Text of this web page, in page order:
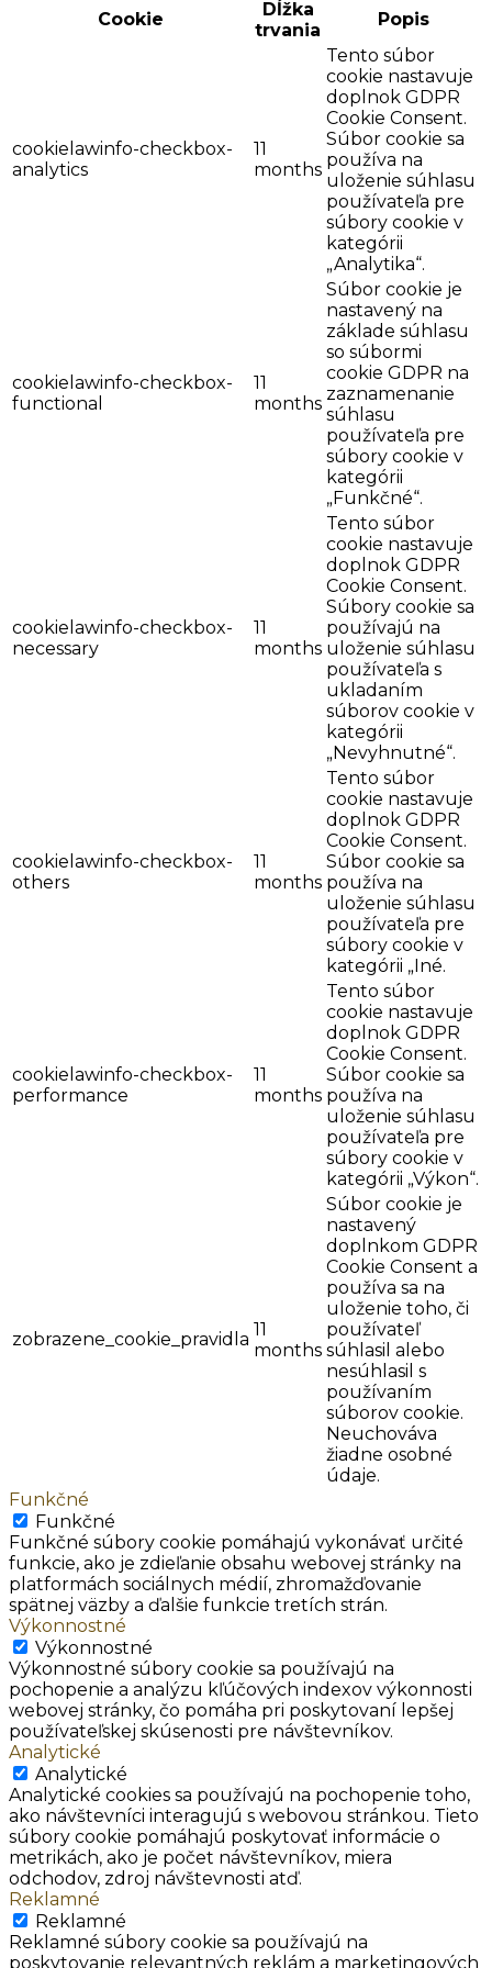
Cookie
Dĺžka
trvania
Popis
cookielawinfo-checkbox-
analytics
11
months
Tento súbor
cookie nastavuje
doplnok GDPR
Cookie Consent.
Súbor cookie sa
používa na
uloženie súhlasu
používateľa pre
súbory cookie v
kategórii
„Analytika“.
cookielawinfo-checkbox-
functional
11
months
Súbor cookie je
nastavený na
základe súhlasu
so súbormi
cookie GDPR na
zaznamenanie
súhlasu
používateľa pre
súbory cookie v
kategórii
„Funkčné“.
cookielawinfo-checkbox-
necessary
11
months
Tento súbor
cookie nastavuje
doplnok GDPR
Cookie Consent.
Súbory cookie sa
používajú na
uloženie súhlasu
používateľa s
ukladaním
súborov cookie v
kategórii
„Nevyhnutné“.
cookielawinfo-checkbox-
others
11
months
Tento súbor
cookie nastavuje
doplnok GDPR
Cookie Consent.
Súbor cookie sa
používa na
uloženie súhlasu
používateľa pre
súbory cookie v
kategórii „Iné.
cookielawinfo-checkbox-
performance
11
months
Tento súbor
cookie nastavuje
doplnok GDPR
Cookie Consent.
Súbor cookie sa
používa na
uloženie súhlasu
používateľa pre
súbory cookie v
kategórii „Výkon“.
zobrazene_cookie_pravidla 11
months
Súbor cookie je
nastavený
doplnkom GDPR
Cookie Consent a
používa sa na
uloženie toho, či
používateľ
súhlasil alebo
nesúhlasil s
používaním
súborov cookie.
Neuchováva
žiadne osobné
údaje.
Funkčné
Funkčné
Funkčné súbory cookie pomáhajú vykonávať určité
funkcie, ako je zdieľanie obsahu webovej stránky na
platformách sociálnych médií, zhromažďovanie
spätnej väzby a ďalšie funkcie tretích strán.
Výkonnostné
Výkonnostné
Výkonnostné súbory cookie sa používajú na
pochopenie a analýzu kľúčových indexov výkonnosti
webovej stránky, čo pomáha pri poskytovaní lepšej
používateľskej skúsenosti pre návštevníkov.
Analytické
Analytické
Analytické cookies sa používajú na pochopenie toho,
ako návštevníci interagujú s webovou stránkou. Tieto
súbory cookie pomáhajú poskytovať informácie o
metrikách, ako je počet návštevníkov, miera
odchodov, zdroj návštevnosti atď.
Reklamné
Reklamné
Reklamné súbory cookie sa používajú na
poskytovanie relevantných reklám a marketingových